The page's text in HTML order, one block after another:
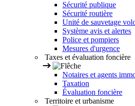
Sécurité publique
Sécurité routière
Unité de sauvetage
Système avis et alertes
Police et pompiers
Mesures d'urgence
Taxes et évaluation foncière
Notaires et agents
Taxation
Évaluation foncière
Territoire et urbanisme